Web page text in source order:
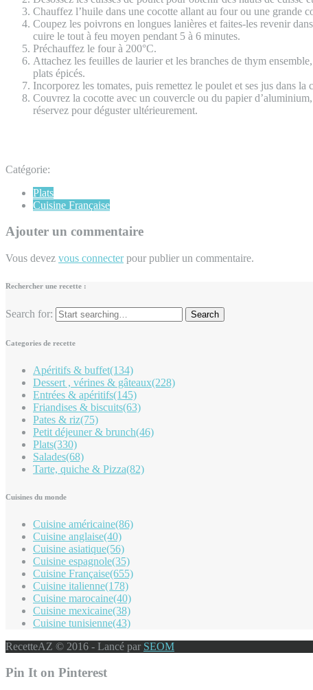
Chauffez l’huile dans une cocotte allant au four ou une grande
Coupez les poivrons en longues lanières et faites-les revenir
cuire le tout à feu moyen pendant 5 à 6 minutes.
Préchauffez le four à 200°C.
Attachez les feuilles de laurier et les branches de thym
plats épicés.
Incorporez les tomates, puis remettez le poulet et ses jus dans la
Couvrez la cocotte avec un couvercle ou du papier
réservez pour déguster ultérieurement.
Catégorie:
Plats
Cuisine Française
Ajouter un commentaire
Vous devez vous connecterpour publier un commentaire.
Rechercher une recette :
Search for:
Categories de recette
Apéritifs & buffet(134)
Dessert , vérines & gâteaux(228)
Entrées & apéritifs(145)
Friandises & biscuits(63)
Pates & riz(75)
Petit déjeuner & brunch(46)
Plats(330)
Salades(68)
Tarte, quiche & Pizza(82)
Cuisines du monde
Cuisine américaine(86)
Cuisine anglaise(40)
Cuisine asiatique(56)
Cuisine espagnole(35)
Cuisine Française(655)
Cuisine italienne(178)
Cuisine marocaine(40)
Cuisine mexicaine(38)
Cuisine tunisienne(43)
RecetteAZ © 2016 - Lancé par SEOM
Pin It on Pinterest